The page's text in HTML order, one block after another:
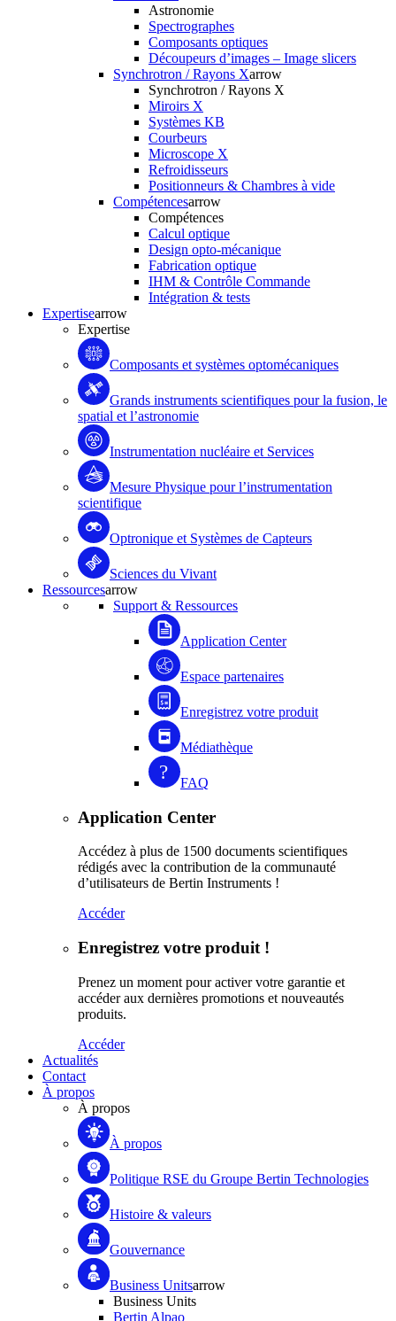
Astronomie
Spectrographes
Composants optiques
Découpeurs d’images – Image slicers
Synchrotron / Rayons Xarrow
Synchrotron / Rayons X
Miroirs X
Systèmes KB
Courbeurs
Microscope X
Refroidisseurs
Positionneurs & Chambres à vide
Compétencesarrow
Compétences
Calcul optique
Design opto-mécanique
Fabrication optique
IHM & Contrôle Commande
Intégration & tests
Expertisearrow
Expertise
Composants et systèmes optomécaniques
Grands instruments scientifiques pour la fusion, le
spatial et l’astronomie
Instrumentation nucléaire et Services
Mesure Physique pour l’instrumentation
scientifique
Optronique et Systèmes de Capteurs
Sciences du Vivant
Ressourcesarrow
Support & Ressources
Application Center
Espace partenaires
Enregistrez votre produit
Médiathèque
FAQ
Application Center
Accédez à plus de 1500 documents scientifiques
rédigés avec la contribution de la communauté
d’utilisateurs de Bertin Instruments !
Accéder
Enregistrez votre produit !
Prenez un moment pour activer votre garantie et
accéder aux dernières promotions et nouveautés
produits.
Accéder
Actualités
Contact
À propos
À propos
À propos
Politique RSE du Groupe Bertin Technologies
Histoire & valeurs
Gouvernance
Business Unitsarrow
Business Units
Bertin Alpao